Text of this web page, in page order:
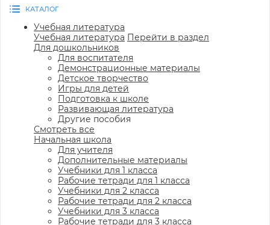
КАТАЛОГ
Учебная литература
Учебная литература Перейти в раздел
Для дошкольников
Для воспитателя
Демонстрационные материалы
Детское творчество
Игры для детей
Подготовка к школе
Развивающая литература
Другие пособия
Смотреть все
Начальная школа
Для учителя
Дополнительные материалы
Учебники для 1 класса
Рабочие тетради для 1 класса
Учебники для 2 класса
Рабочие тетради для 2 класса
Учебники для 3 класса
Рабочие тетради для 3 класса